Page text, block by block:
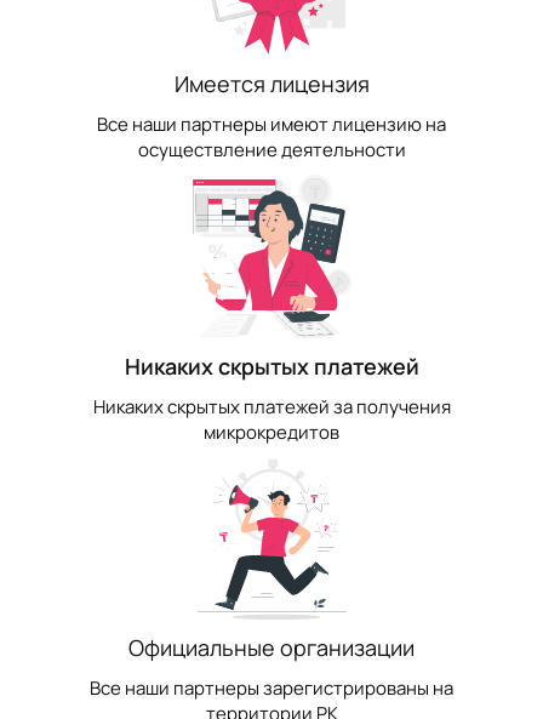
Имеется лицензия
Все наши партнеры имеют лицензию на
осуществление деятельности
Никаких скрытых платежей
Никаких скрытых платежей за получения
микрокредитов
Официальные организации
Все наши партнеры зарегистрированы на